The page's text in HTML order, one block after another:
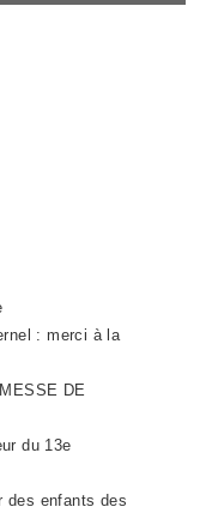
: merci à la
DE
du 13e
des enfants des